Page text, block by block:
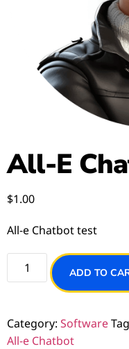
All-E
$1.00
All-e Chatbot test
ADD TO
Category: Software
All-e Chatbot